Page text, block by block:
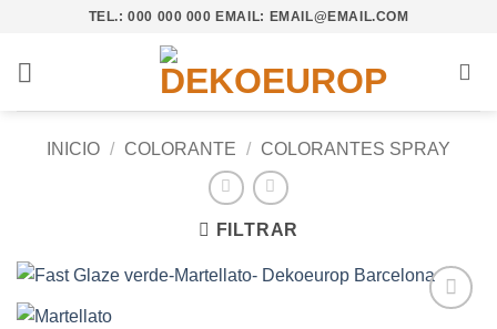
contenido
TEL.: 000 000 000 EMAIL: EMAIL@EMAIL.COM
INICIO / COLORANTE / COLORANTES SPRAY
FILTRAR